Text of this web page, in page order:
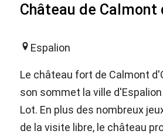
Château de Calmont
Espalion
Le château fort de Calmont
son sommet la ville
Lot. En plus des nombreux
de la visite libre, le château